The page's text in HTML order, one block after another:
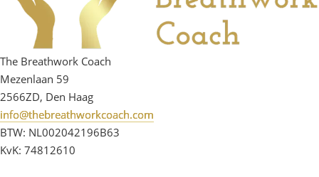
The Breathwork Coach
Mezenlaan 59
2566ZD, Den Haag
info@thebreathworkcoach.com
BTW: NL002042196B63
KvK: 74812610